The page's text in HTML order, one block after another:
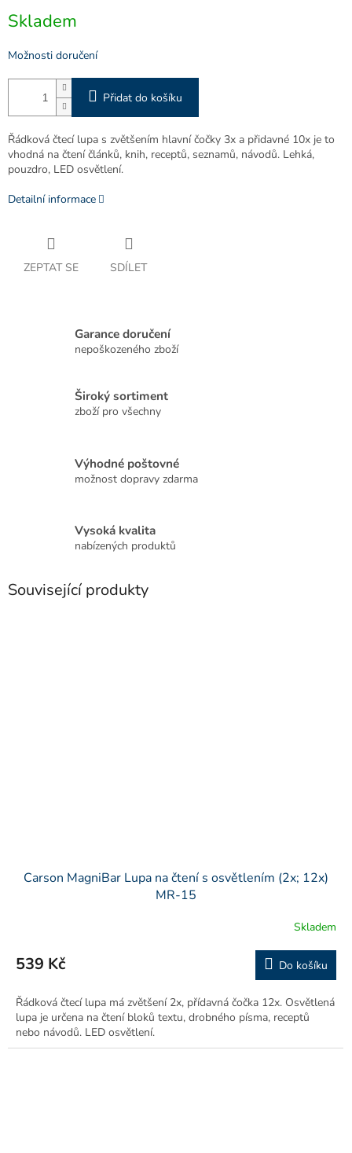
cena:
Skladem
Možnosti doručení
Přidat do košíku
Řádková čtecí lupa s zvětšením hlavní čočky 3x a přidavné 10x je to
vhodná na čtení článků, knih, receptů, seznamů, návodů. Lehká,
pouzdro, LED osvětlení.
Detailní informace
ZEPTAT SE SDÍLET
Garance doručení
nepoškozeného zboží
Široký sortiment
zboží pro všechny
Výhodné poštovné
možnost dopravy zdarma
Vysoká kvalita
nabízených produktů
Související produkty
Carson MagniBar Lupa na čtení s osvětlením (2x; 12x)
MR-15
Skladem
539 Kč Do košíku
Řádková čtecí lupa má zvětšení 2x, přídavná čočka 12x. Osvětlená
lupa je určena na čtení bloků textu, drobného písma, receptů
nebo návodů. LED osvětlení.